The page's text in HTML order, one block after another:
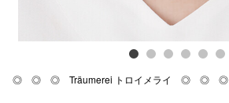
◎ ◎ ◎ Träumerei トロイメライ ◎ ◎ ◎